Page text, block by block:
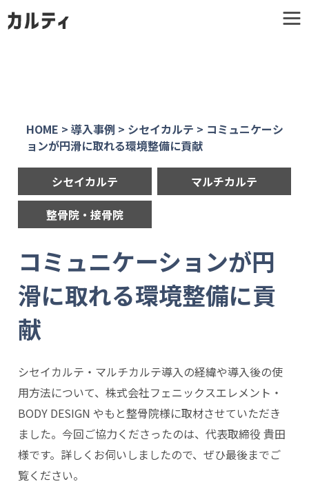
HOME > 導入事例 > シセイカルテ > コミュニケーシ
ョンが円滑に取れる環境整備に貢献
シセイカルテ
マルチカルテ
整骨院・接骨院
コミュニケーションが円
滑に取れる環境整備に貢
献
シセイカルテ・マルチカルテ導入の経緯や導入後の使
用方法について、株式会社フェニックスエレメント・
BODY DESIGN やもと整骨院様に取材させていただき
ました。今回ご協力くださったのは、代表取締役 貴田
様です。詳しくお伺いしましたので、ぜひ最後までご
覧ください。